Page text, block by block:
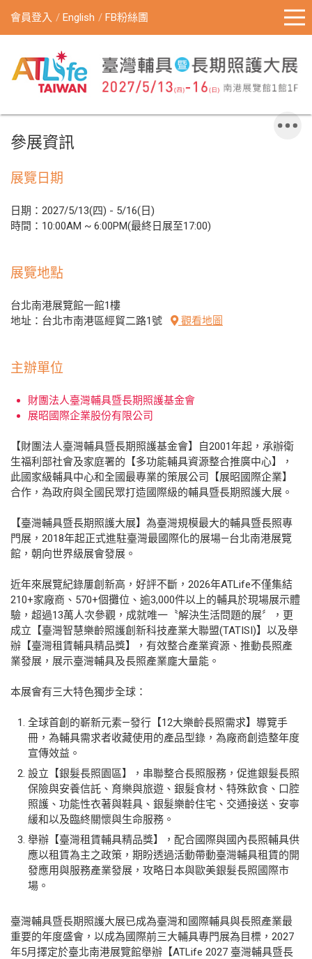
會員登入 English FB粉絲團
參展資訊
展覽日期
日期：2027/5/13(四) - 5/16(日)
時間：10:00AM ~ 6:00PM(最終日展至17:00)
展覽地點
台北南港展覽館一館1樓
地址：台北市南港區經貿二路1號
觀看地圖
主辦單位
財團法人臺灣輔具暨長期照護基金會
展昭國際企業股份有限公司
【財團法人臺灣輔具暨長期照護基金會】自2001年起，承辦衛
生福利部社會及家庭署的【多功能輔具資源整合推廣中心】，
此國家級輔具中心和全國最專業的策展公司【展昭國際企業】
合作，為政府與全國民眾打造國際級的輔具暨長期照護大展。
【臺灣輔具暨長期照護大展】為臺灣規模最大的輔具暨長照專
門展，2018年起正式進駐臺灣最國際化的展場—台北南港展覽
館，朝向世界級展會發展。
近年來展覽紀錄屢創新高，好評不斷，2026年ATLife不僅集結
210+家廠商、570+個攤位、逾3,000件以上的輔具於現場展示體
驗，超過13萬人次參觀，成就唯一〝解決生活問題的展〞，更
成立【臺灣智慧樂齡照護創新科技產業大聯盟(TATISI)】以及舉
辦【臺灣租賃輔具精品獎】，有效整合產業資源、推動長照產
業發展，展示臺灣輔具及長照產業龐大量能。
本展會有三大特色獨步全球：
全球首創的嶄新元素—發行【12大樂齡長照需求】導覽手
冊，為輔具需求者收藏使用的產品型錄，為廠商創造整年度
宣傳效益。
設立【銀髮長照園區】，串聯整合長照服務，促進銀髮長照
保險與安養信託、育樂與旅遊、銀髮食材、特殊飲食、口腔
照護、功能性衣著與鞋具、銀髮樂齡住宅、交通接送、安寧
緩和以及臨終關懷與生命服務。
舉辦【臺灣租賃輔具精品獎】，配合國際與國內長照輔具供
應以租賃為主之政策，期盼透過活動帶動臺灣輔具租賃的開
發應用與服務產業發展，攻略日本與歐美銀髮長照國際市
場。
臺灣輔具暨長期照護大展已成為臺灣和國際輔具與長照產業最
重要的年度盛會，以成為國際前三大輔具專門展為目標，2027
年5月擇定於臺北南港展覽館舉辦【ATLife 2027 臺灣輔具暨長